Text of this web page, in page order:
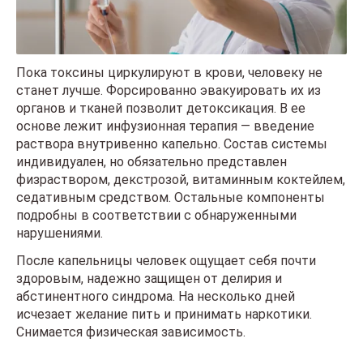
Пока токсины циркулируют в крови, человеку не
станет лучше. Форсированно эвакуировать их из
органов и тканей позволит детоксикация. В ее
основе лежит инфузионная терапия — введение
раствора внутривенно капельно. Состав системы
индивидуален, но обязательно представлен
физраствором, декстрозой, витаминным коктейлем,
седативным средством. Остальные компоненты
подробны в соответствии с обнаруженными
нарушениями.
После капельницы человек ощущает себя почти
здоровым, надежно защищен от делирия и
абстинентного синдрома. На несколько дней
исчезает желание пить и принимать наркотики.
Снимается физическая зависимость.